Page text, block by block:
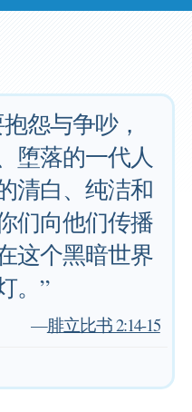
怨与争吵，
堕落的一代人
清白、纯洁和
们向他们传播
这个黑暗世界
。”
—腓立比书 2:14-15